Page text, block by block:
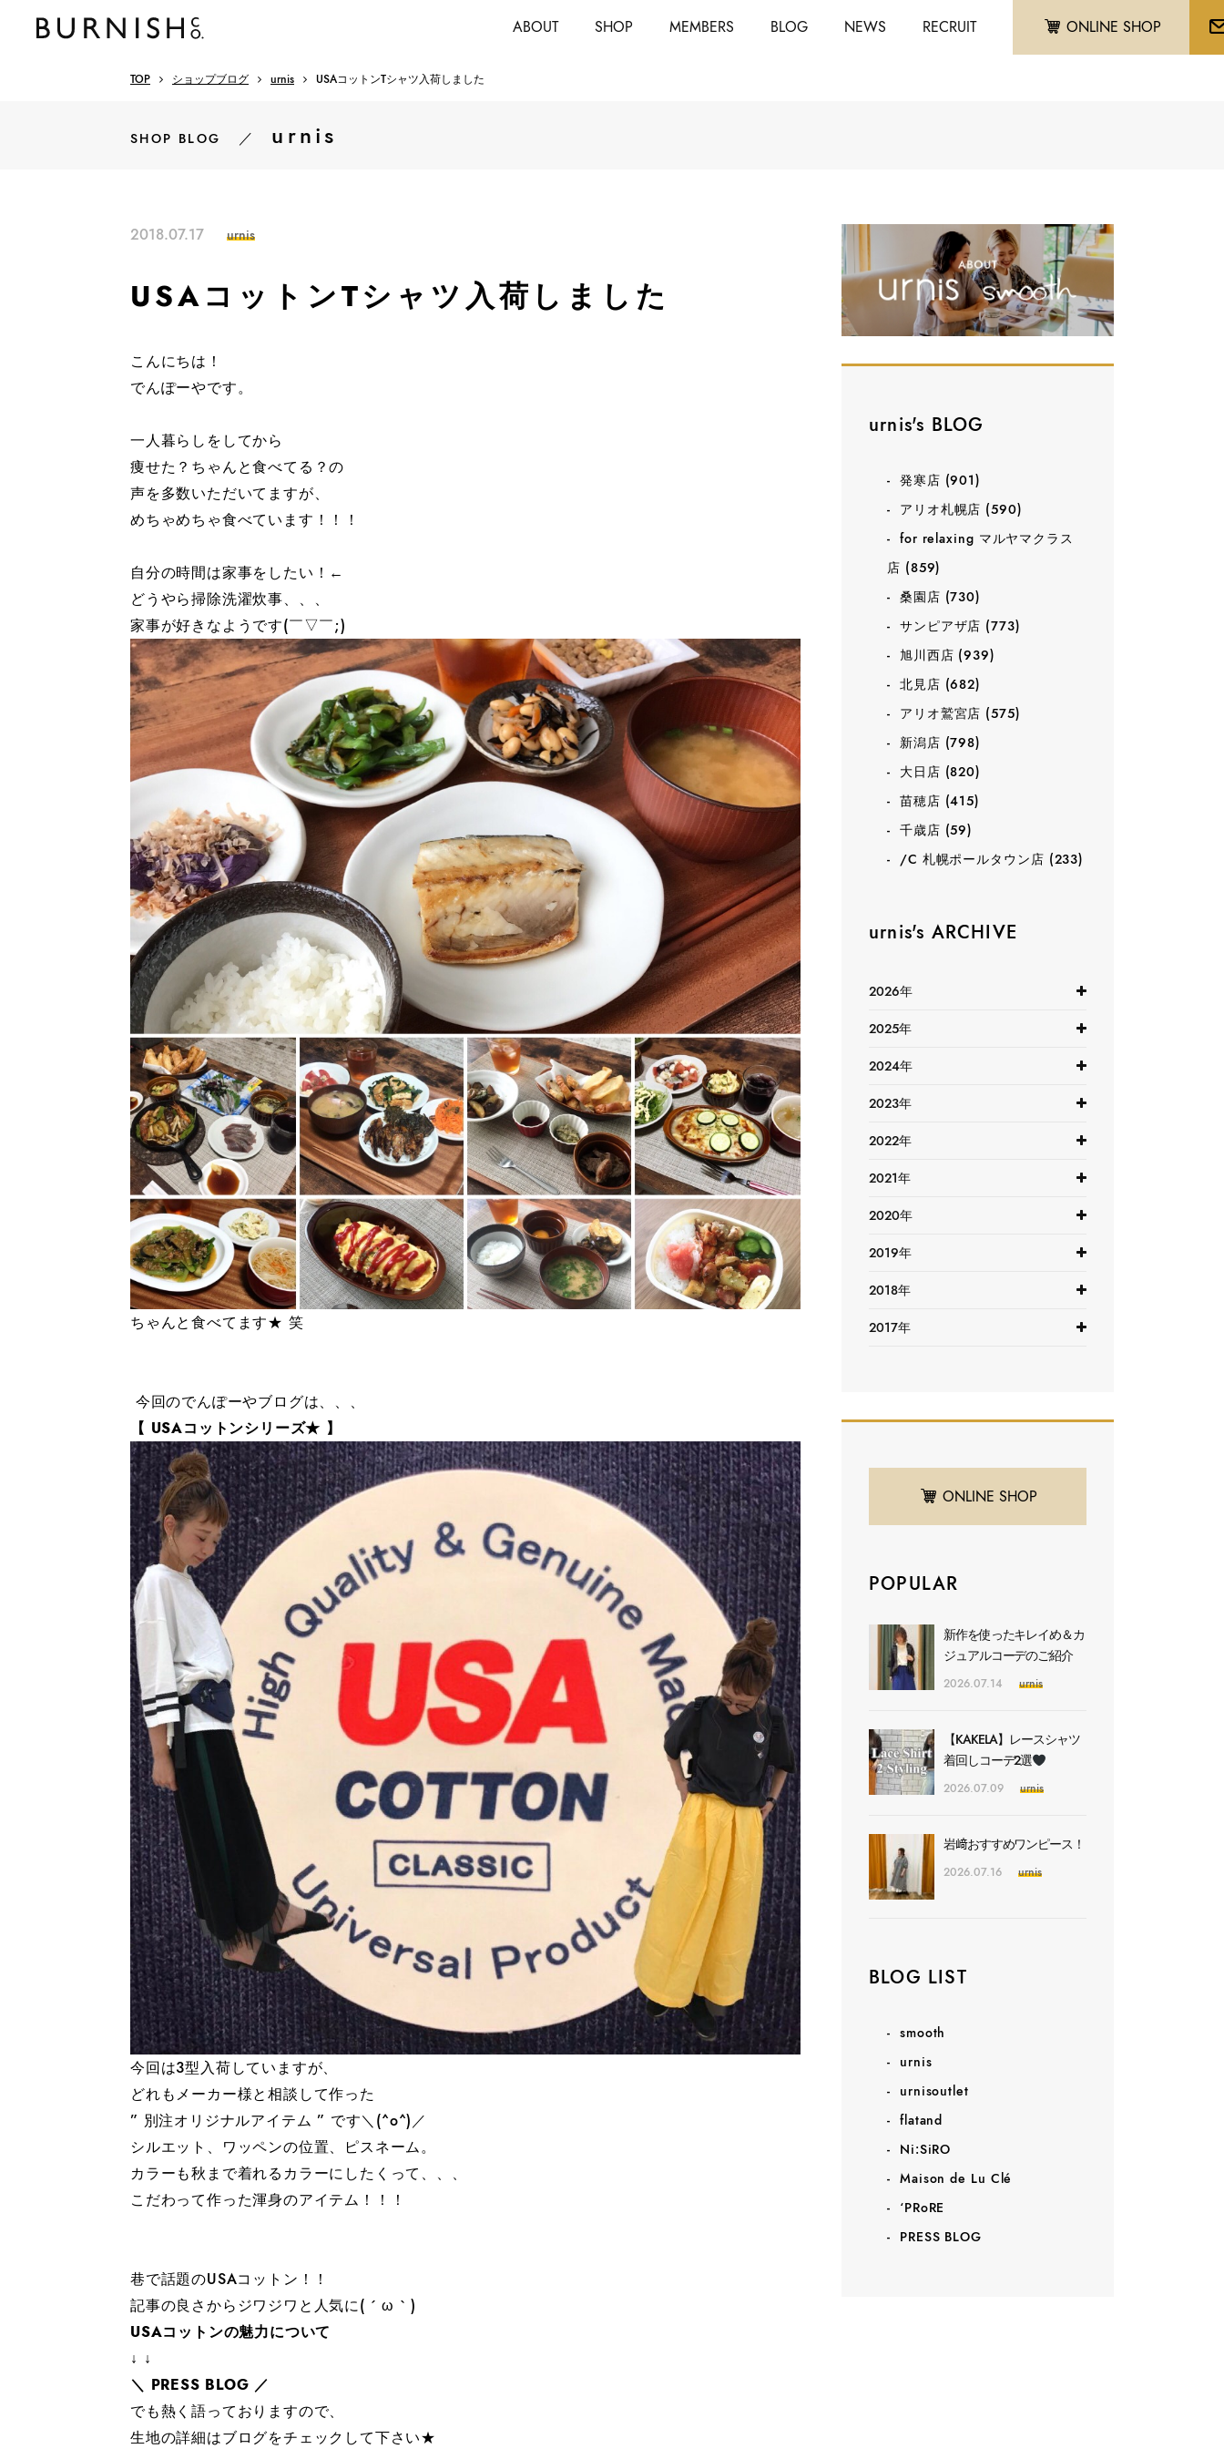
ABOUT SHOP MEMBERS BLOG NEWS RECRUIT ONLINE SHOP
TOP ショップブログ urnis USAコットンTシャツ入荷しました
SHOP BLOG ／ urnis
2018.07.17 urnis
USAコットンTシャツ入荷しました
こんにちは！
でんぽーやです。
一人暮らしをしてから
痩せた？ちゃんと食べてる？の
声を多数いただいてますが、
めちゃめちゃ食べています！！！
自分の時間は家事をしたい！←
どうやら掃除洗濯炊事、、、
家事が好きなようです(￣▽￣;)
ちゃんと食べてます★ 笑
今回のでんぽーやブログは、、、
【 USAコットンシリーズ★ 】
今回は3型入荷していますが、
どれもメーカー様と相談して作った
” 別注オリジナルアイテム ” です＼(^o^)／
シルエット、ワッペンの位置、ピスネーム。
カラーも秋まで着れるカラーにしたくって、、、
こだわって作った渾身のアイテム！！！
巷で話題のUSAコットン！！
記事の良さからジワジワと人気に( ´ ω ` )
USAコットンの魅力について
↓ ↓
＼ PRESS BLOG ／
でも熱く語っておりますので、
生地の詳細はブログをチェックして下さい★
urnis's BLOG
発寒店 (901)
アリオ札幌店 (590)
for relaxing マルヤマクラス
店 (859)
桑園店 (730)
サンピアザ店 (773)
旭川西店 (939)
北見店 (682)
アリオ鷲宮店 (575)
新潟店 (798)
大日店 (820)
苗穂店 (415)
千歳店 (59)
/C 札幌ポールタウン店 (233)
urnis's ARCHIVE
2026年
2025年
2024年
2023年
2022年
2021年
2020年
2019年
2018年
2017年
ONLINE SHOP
POPULAR
新作を使ったキレイめ＆カ
ジュアルコーデのご紹介
2026.07.14 urnis
【KAKELA】レースシャツ
着回しコーデ2選
2026.07.09 urnis
岩﨑おすすめワンピース！
2026.07.16 urnis
BLOG LIST
smooth
urnis
urnisoutlet
flatand
Ni:SiRO
Maison de Lu Clé
‘PRoRE
PRESS BLOG